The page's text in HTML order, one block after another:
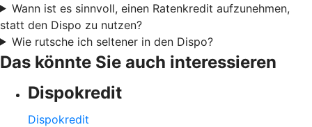
Wann ist es sinnvoll, einen Ratenkredit aufzunehmen,
statt den Dispo zu nutzen?
Wie rutsche ich seltener in den Dispo?
Das könnte Sie auch interessieren
Dispokredit
Dispokredit